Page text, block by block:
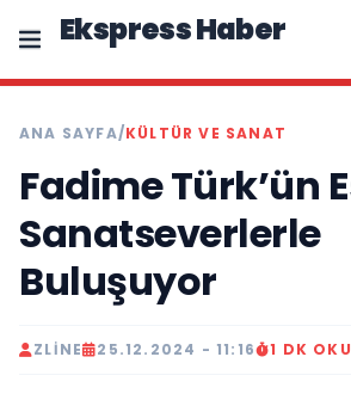
Ekspress Haber
ANA SAYFA/KÜLTÜR VE SANAT
Fadime Türk’ün
Sanatseverlerle
Buluşuyor
ZLINE 25.12.2024 - 11:16 1 DK